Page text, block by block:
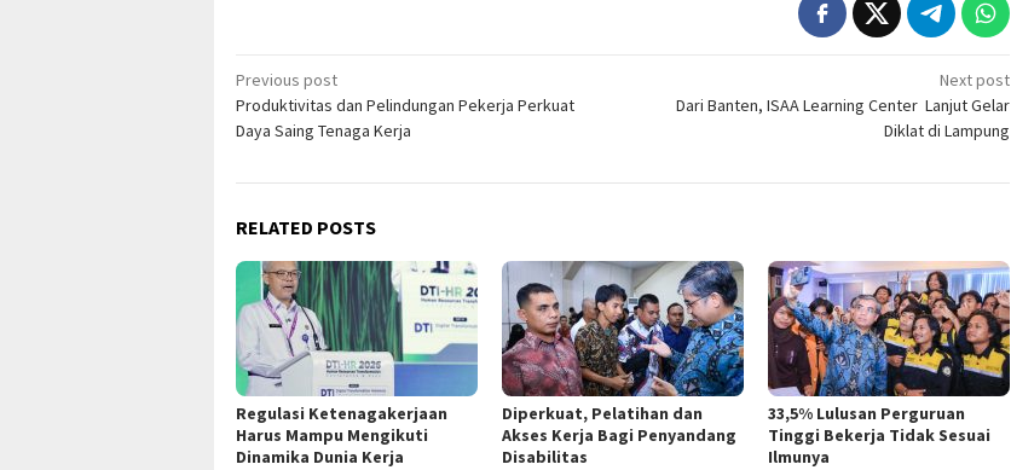
Post
navigation
Previous post
Produktivitas dan Pelindungan Pekerja Perkuat
Daya Saing Tenaga Kerja
Next post
Dari Banten, ISAA Learning Center Lanjut Gelar
Diklat di Lampung
RELATED POSTS
Regulasi Ketenagakerjaan
Harus Mampu Mengikuti
Dinamika Dunia Kerja
Diperkuat, Pelatihan dan
Akses Kerja Bagi Penyandang
Disabilitas
33,5% Lulusan Perguruan
Tinggi Bekerja Tidak Sesuai
Ilmunya